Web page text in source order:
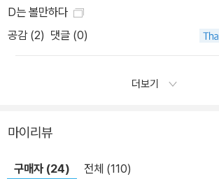
D는 볼만하다
공감 (2) 댓글 (0)
더보기
마이리뷰
구매자 (24) 전체 (110)